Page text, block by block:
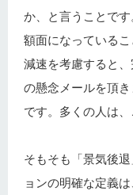
か、と言うことで
額面になっている
減速を考慮すると
の懸念メールを頂
です。多くの人は、
そもそも「景気後退
ョンの明確な定義